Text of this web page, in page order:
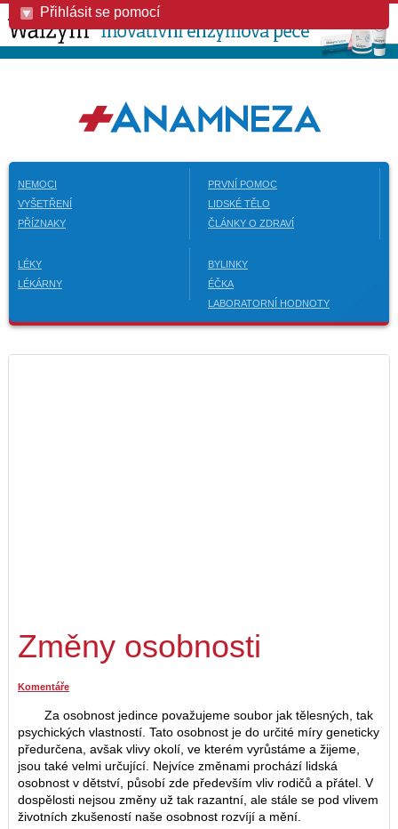
Přihlásit se pomocí
NEMOCI
VYŠETŘENÍ
PŘÍZNAKY
PRVNÍ POMOC
LIDSKÉ TĚLO
ČLÁNKY O ZDRAVÍ
LÉKY
LÉKÁRNY
BYLINKY
ÉČKA
LABORATORNÍ HODNOTY
Změny osobnosti
Komentáře
Za osobnost jedince považujeme soubor jak tělesných, tak
psychických vlastností. Tato osobnost je do určité míry geneticky
předurčena, avšak vlivy okolí, ve kterém vyrůstáme a žijeme,
jsou také velmi určující. Nejvíce změnami prochází lidská
osobnost v dětství, působí zde především vliv rodičů a přátel. V
dospělosti nejsou změny už tak razantní, ale stále se pod vlivem
životních zkušeností naše osobnost rozvíjí a mění.